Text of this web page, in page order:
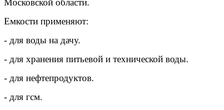
Московской области.
Емкости применяют:
- для воды на дачу.
- для хранения питьевой и технической воды.
- для нефтепродуктов.
- для гсм.